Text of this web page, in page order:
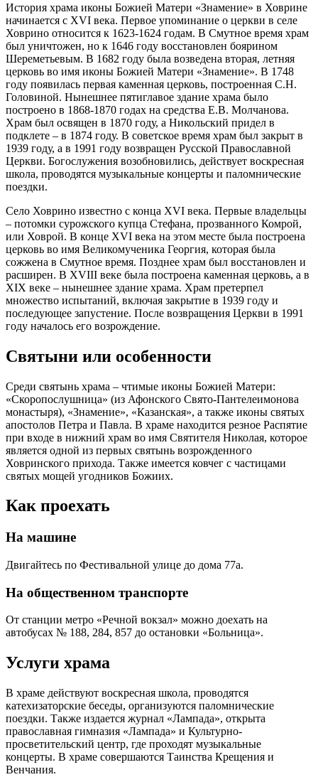
История храма иконы Божией Матери «Знамение» в Ховрине
начинается с XVI века. Первое упоминание о церкви в селе
Ховрино относится к 1623-1624 годам. В Смутное время храм
был уничтожен, но к 1646 году восстановлен боярином
Шереметьевым. В 1682 году была возведена вторая, летняя
церковь во имя иконы Божией Матери «Знамение». В 1748
году появилась первая каменная церковь, построенная С.Н.
Головиной. Нынешнее пятиглавое здание храма было
построено в 1868-1870 годах на средства Е.В. Молчанова.
Храм был освящен в 1870 году, а Никольский придел в
подклете – в 1874 году. В советское время храм был закрыт в
1939 году, а в 1991 году возвращен Русской Православной
Церкви. Богослужения возобновились, действует воскресная
школа, проводятся музыкальные концерты и паломнические
поездки.
Село Ховрино известно с конца XVI века. Первые владельцы
– потомки сурожского купца Стефана, прозванного Комрой,
или Ховрой. В конце XVI века на этом месте была построена
церковь во имя Великомученика Георгия, которая была
сожжена в Смутное время. Позднее храм был восстановлен и
расширен. В XVIII веке была построена каменная церковь, а в
XIX веке – нынешнее здание храма. Храм претерпел
множество испытаний, включая закрытие в 1939 году и
последующее запустение. После возвращения Церкви в 1991
году началось его возрождение.
Святыни или особенности
Среди святынь храма – чтимые иконы Божией Матери:
«Скоропослушница» (из Афонского Свято-Пантелеимонова
монастыря), «Знамение», «Казанская», а также иконы святых
апостолов Петра и Павла. В храме находится резное Распятие
при входе в нижний храм во имя Святителя Николая, которое
является одной из первых святынь возрожденного
Ховринского прихода. Также имеется ковчег с частицами
святых мощей угодников Божиих.
Как проехать
На машине
Двигайтесь по Фестивальной улице до дома 77а.
На общественном транспорте
От станции метро «Речной вокзал» можно доехать на
автобусах № 188, 284, 857 до остановки «Больница».
Услуги храма
В храме действуют воскресная школа, проводятся
катехизаторские беседы, организуются паломнические
поездки. Также издается журнал «Лампада», открыта
православная гимназия «Лампада» и Культурно-
просветительский центр, где проходят музыкальные
концерты. В храме совершаются Таинства Крещения и
Венчания.